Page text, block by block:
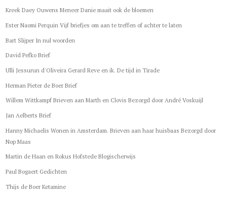
Kreek Daey Ouwens Meneer Danie maait ook de bloemen
Ester Naomi Perquin Vijf briefjes om aan te treffen of achter te laten
Bart Slijper In nul woorden
David Pefko Brief
Ulli Jessurun d'Oliveira Gerard Reve en ik. De tijd in Tirade
Herman Pieter de Boer Brief
Willem Wittkampf Brieven aan Marth en Clovis Bezorgd door André Voskuijl
Jan Aelberts Brief
Hanny Michaelis Wonen in Amsterdam. Brieven aan haar huisbaas Bezorgd door
Nop Maas
Martin de Haan en Rokus Hofstede Blogischerwijs
Paul Bogaert Gedichten
Thijs de Boer Ketamine